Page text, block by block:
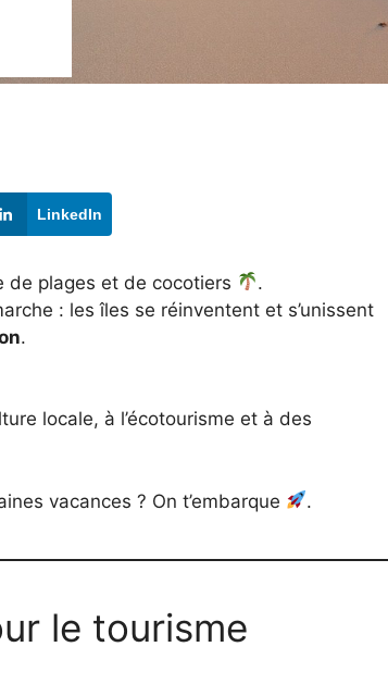
LinkedIn
de plages et de cocotiers
.
: les îles se réinventent et s’unissent
.
locale, à l’écotourisme et à des
vacances ? On t’embarque .
le tourisme